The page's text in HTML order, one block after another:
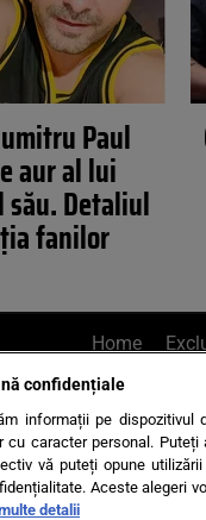
Paul
aur al lui
Detaliul
fanilor
Home
Scrie-ne pe
confidențiale
informații pe dispozitivul
cu caracter personal. Puteți
vă puteți opune
Aceste alegeri
detalii